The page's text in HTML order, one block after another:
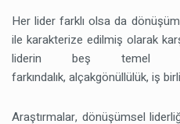
Her lider farklı olsa da
ile karakterize edilmiş olarak
liderin beş temel
farkındalık, alçakgönüllülük, iş
Araştırmalar, dönüşümsel